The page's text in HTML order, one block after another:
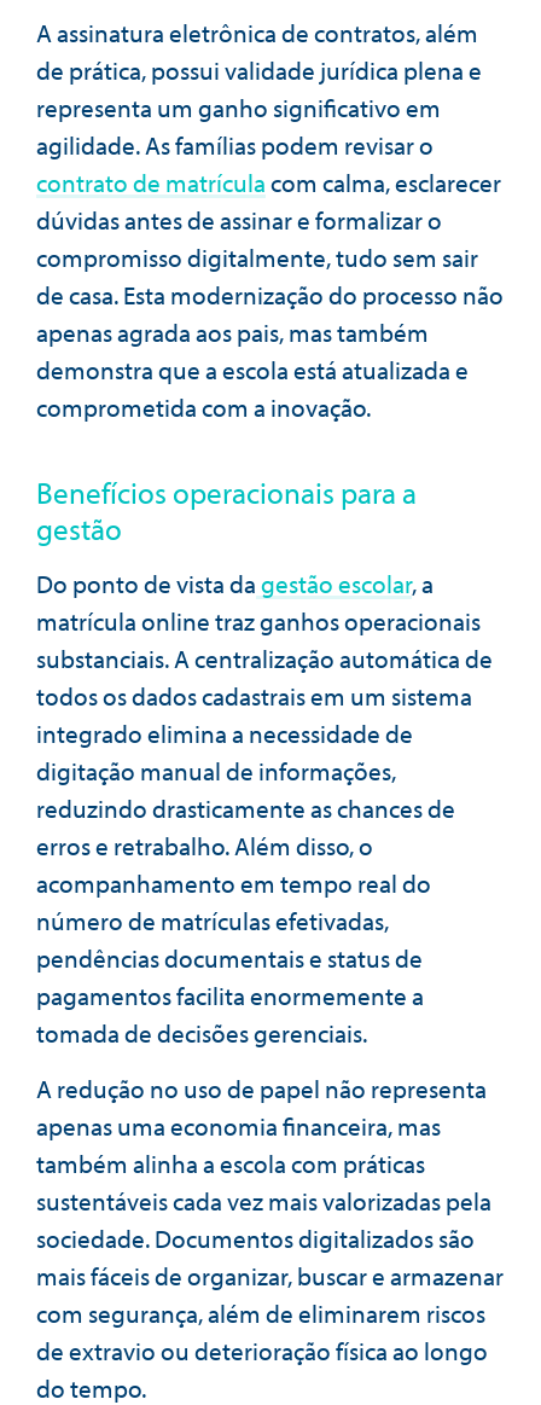
A assinatura eletrônica de contratos, além
de prática, possui validade jurídica plena e
representa um ganho significativo em
agilidade. As famílias podem revisar o
contrato de matrículacom calma, esclarecer
dúvidas antes de assinar e formalizar o
compromisso digitalmente, tudo sem sair
de casa. Esta modernização do processo não
apenas agrada aos pais, mas também
demonstra que a escola está atualizada e
comprometida com a inovação.
Benefícios operacionais para a
gestão
Do ponto de vista dagestão escolar, a
matrícula online traz ganhos operacionais
substanciais. A centralização automática de
todos os dados cadastrais em um sistema
integrado elimina a necessidade de
digitação manual de informações,
reduzindo drasticamente as chances de
erros e retrabalho. Além disso, o
acompanhamento em tempo real do
número de matrículas efetivadas,
pendências documentais e status de
pagamentos facilita enormemente a
tomada de decisões gerenciais.
A redução no uso de papel não representa
apenas uma economia financeira, mas
também alinha a escola com práticas
sustentáveis cada vez mais valorizadas pela
sociedade. Documentos digitalizados são
mais fáceis de organizar, buscar e armazenar
com segurança, além de eliminarem riscos
de extravio ou deterioração física ao longo
do tempo.